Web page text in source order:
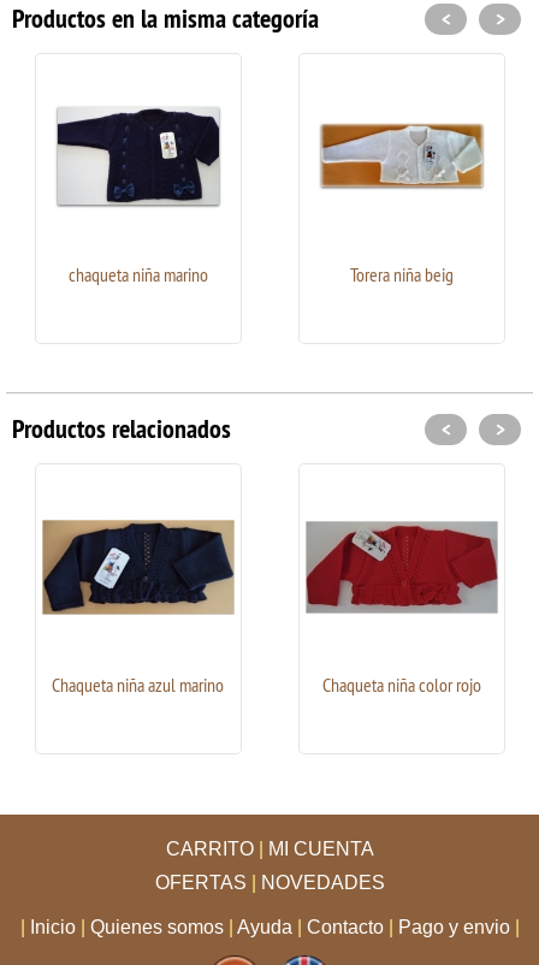
Productos en la misma categoría
chaqueta niña marino Torera niña beig
< >
Productos relacionados
Chaqueta niña azul marino Chaqueta niña color rojo
< >
CARRITO|
MI CUENTA
OFERTAS
NOVEDADES
Inicio Quienes somos Ayuda Contacto Pago y envio